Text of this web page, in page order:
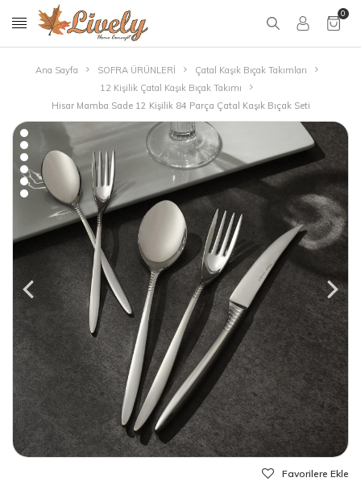
0
Ana Sayfa SOFRA ÜRÜNLERİ
Çatal Kaşık Bıçak Takımları
12 Kişilik Çatal Kaşık Bıçak Takımı
Hisar Mamba Sade 12 Kişilik 84 Parça Çatal Kaşık Bıçak Seti
Favorilere Ekle